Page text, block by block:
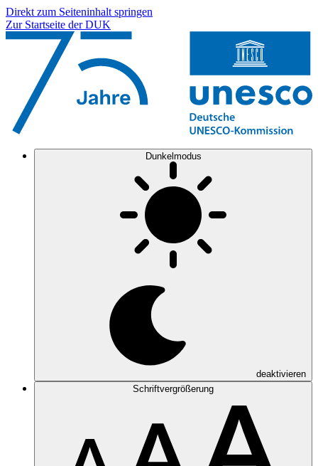
Direkt zum Seiteninhalt springen
Zur Startseite der DUK
Dunkelmodus
deaktivieren
Schriftvergrößerung